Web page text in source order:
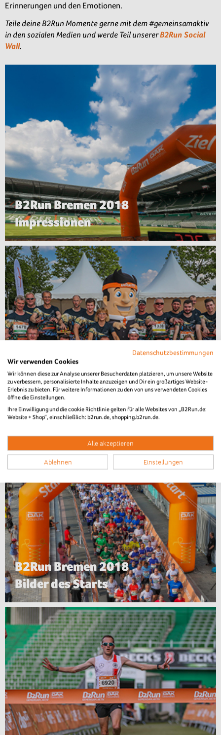
Erinnerungen und den Emotionen.
Teile deine B2Run Momente gerne mit dem #gemeinsamaktiv
in den sozialen Medien und werde Teil unsererB2Run Social
Wall.
B2Run Bremen 2018
Impressionen
B2Run Bremen 2018
Bilder der Teams
B2Run Bremen 2018
Bilder des Starts
Datenschutzbestimmungen
Wir verwenden Cookies
Wir können diese zur Analyse unserer Besucherdaten platzieren, um unsere Website
zu verbessern, personalisierte Inhalte anzuzeigen und Dir ein großartiges Website-
Erlebnis zu bieten. Für weitere Informationen zu den von uns verwendeten Cookies
öffne die Einstellungen.
Ihre Einwilligung und die cookie Richtlinie gelten für alle Websites von „B2Run.de:
Website + Shop“, einschließlich: b2run.de, shopping.b2run.de.
Alle akzeptieren
Ablehnen Einstellungen